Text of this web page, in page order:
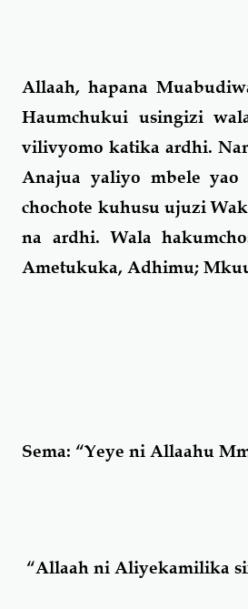
Allaah, hapana
Haumchukui usingizi
vilivyomo katika ardhi.
Anajua yaliyo mbele
chochote kuhusu ujuzi
na ardhi. Wala
Ametukuka, Adhimu;
Sema: “Yeye ni Allaahu
“Allaah ni Aliyekamilika